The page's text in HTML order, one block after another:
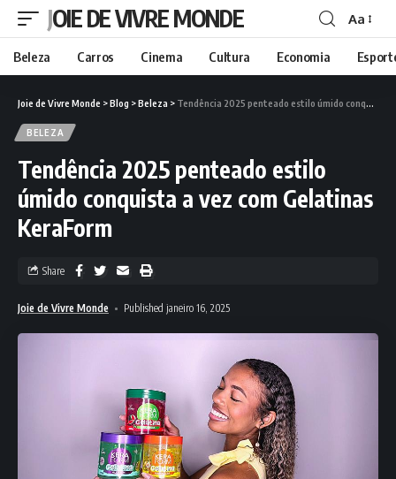
JOIE DE VIVRE MONDE Aa
Beleza Carros Cinema Cultura Economia
Joie de Vivre Monde >Blog >Beleza > Tendência 2025 penteado estilo úmido conquista a vez com Gelatinas KeraForm
BELEZA
Tendência 2025 penteado estilo
úmido conquista a vez com Gelatinas
KeraForm
Joie de Vivre Monde Published janeiro 16, 2025
Share